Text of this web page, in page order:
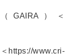
GAIRA）
＜
＜https://www.cri-